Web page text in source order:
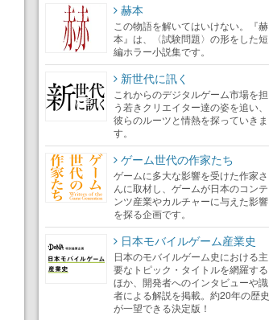
赫本
この物語を解いてはいけない。『赫
本』は、〈試験問題〉の形をした短
編ホラー小説集です。
新世代に訊く
これからのデジタルゲーム市場を担
う若きクリエイター達の姿を追い、
彼らのルーツと情熱を探っていきま
す。
ゲーム世代の作家たち
ゲームに多大な影響を受けた作家さ
んに取材し、ゲームが日本のコンテ
ンツ産業やカルチャーに与えた影響
を探る企画です。
日本モバイルゲーム産業史
日本のモバイルゲーム史における主
要なトピック・タイトルを網羅する
ほか、開発者へのインタビューや識
者による解説を掲載。約20年の歴史
が一望できる決定版！